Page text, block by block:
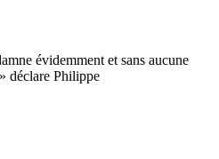
évidemment et sans aucune
déclare Philippe